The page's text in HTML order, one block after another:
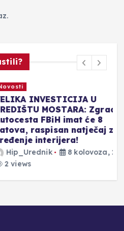
U
MOSTARA: Zgrada
FBiH imat će 8
raspisan natječaj za
interijera!
8 kolovoza, 2026